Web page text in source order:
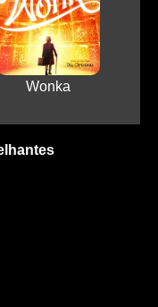
Wonka